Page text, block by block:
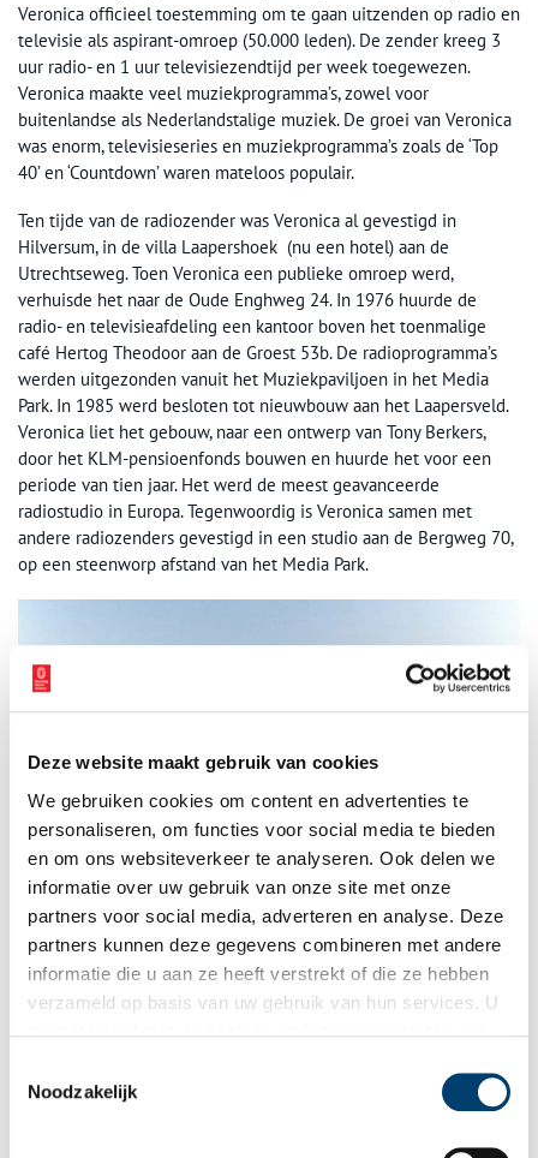
Deze website maakt gebruik van cookies
We gebruiken cookies om content en advertenties te
personaliseren, om functies voor social media te bieden
en om ons websiteverkeer te analyseren. Ook delen we
informatie over uw gebruik van onze site met onze
partners voor social media, adverteren en analyse. Deze
partners kunnen deze gegevens combineren met andere
informatie die u aan ze heeft verstrekt of die ze hebben
verzameld op basis van uw gebruik van hun services. U
Noodzakelijk
Veronica officieel toestemming om te gaan uitzenden op radio en
televisie als aspirant-omroep (50.000 leden). De zender kreeg 3
uur radio- en 1 uur televisiezendtijd per week toegewezen.
Veronica maakte veel muziekprogramma’s, zowel voor
buitenlandse als Nederlandstalige muziek. De groei van Veronica
was enorm, televisieseries en muziekprogramma’s zoals de ‘Top
40’ en ‘Countdown’ waren mateloos populair.
Ten tijde van de radiozender was Veronica al gevestigd in
Hilversum, in de villa Laapershoek (nu een hotel) aan de
Utrechtseweg. Toen Veronica een publieke omroep werd,
verhuisde het naar de Oude Enghweg 24. In 1976 huurde de
radio- en televisieafdeling een kantoor boven het toenmalige
café Hertog Theodoor aan de Groest 53b. De radioprogramma’s
werden uitgezonden vanuit het Muziekpaviljoen in het Media
Park. In 1985 werd besloten tot nieuwbouw aan het Laapersveld.
Veronica liet het gebouw, naar een ontwerp van Tony Berkers,
door het KLM-pensioenfonds bouwen en huurde het voor een
periode van tien jaar. Het werd de meest geavanceerde
radiostudio in Europa. Tegenwoordig is Veronica samen met
andere radiozenders gevestigd in een studio aan de Bergweg 70,
op een steenworp afstand van het Media Park.
Veronica-gebouw aan de Laapershoek, 1992. Fotocollectie afdelingen gemeente
Teleac en NOT
eerste uitzendingen vonden plaats vanuit een zwart-wit studio in
een ketelhuis bij de Technische Universiteit in Delft, later
taalcursussen, maar verzorgde veel meer educatieve programma’s,